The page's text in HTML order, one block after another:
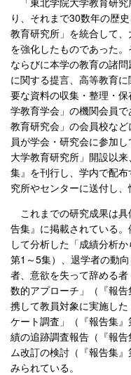
り、それまで30数年の歴
教育研究所」を統合して
を強化したものであった
ならびに本学の教育の諸
に関する提言、高等教育
要な資料の収集・整理・
学教育学会」の機関会員
教育研究会」の会員校な
員が学会・研究会に参加
大学教育研究所」開設以
集』を刊行し、学内で配
究所やセンターに送付し、
これまでの研究成果は
告集』に掲載されている
して分析した「成績分析
第1～5集）、退学者の動
者、意欲を失って辞める
数的アプローチ」（『報
携して教員対象に実施し
ケート調査」（『報告集
績の追跡調査報告（『報
ム改訂の検討（『報告集
みられている。